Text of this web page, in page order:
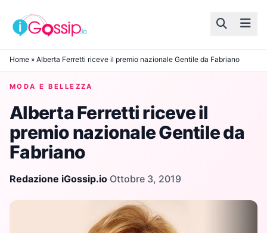
Skip to content
Home » Alberta Ferretti riceve il premio nazionale Gentile da Fabriano
MODA E BELLEZZA
Alberta Ferretti riceve il
premio nazionale Gentile da
Fabriano
Redazione iGossip.io·Ottobre 3, 2019